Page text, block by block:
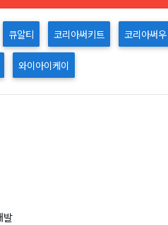
큐알티 코리아써키트 코리아써우
와이아이케이
발